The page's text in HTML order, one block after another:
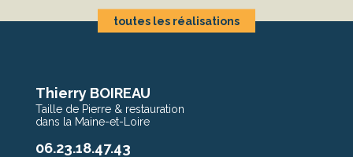
toutes les réalisations
Thierry BOIREAU
Taille de Pierre & restauration
dans la Maine-et-Loire
06.23.18.47.43